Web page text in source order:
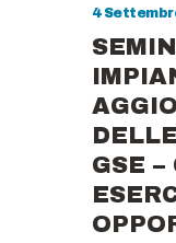
4
GSE –